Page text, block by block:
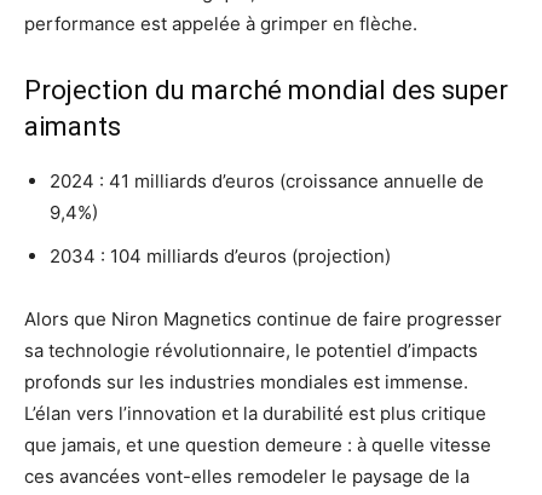
performance est appelée à grimper en flèche.
Projection du marché mondial des super
aimants
2024 : 41 milliards d’euros (croissance annuelle de
9,4%)
2034 : 104 milliards d’euros (projection)
Alors que Niron Magnetics continue de faire progresser
sa technologie révolutionnaire, le potentiel d’impacts
profonds sur les industries mondiales est immense.
L’élan vers l’innovation et la durabilité est plus critique
que jamais, et une question demeure : à quelle vitesse
ces avancées vont-elles remodeler le paysage de la